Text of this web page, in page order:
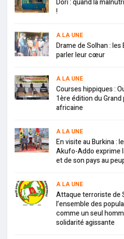
!
A LA UNE
Drame de Solhan :
parler leur cœur
A LA UNE
Courses hippiques :
1ère édition du
africaine
A LA UNE
En visite au Burkina :
Akufo-Addo exprime
et de son pays au
A LA UNE
Attaque terroriste de
l’ensemble des
comme un seul
solidarité agissante